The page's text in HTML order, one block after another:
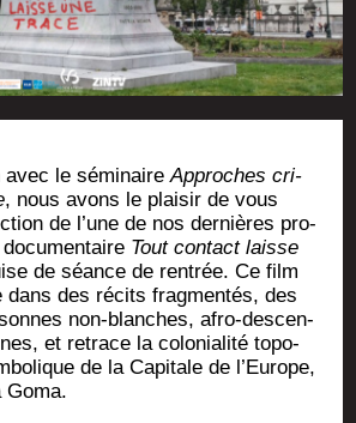
avec le sémi­naireApproches cri­
, nous avons le plai­sir de vous
de l’une de nos der­nières pro­
Tout contact laisse
de séance de ren­trée. Ce film
dans des récits frag­men­tés, des
non-blanches, afro-des­cen­
et retrace la colo­nia­li­té topo­
de la Capi­tale de l’Europe,
Goma.